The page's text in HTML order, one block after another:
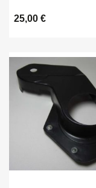
25,00 €